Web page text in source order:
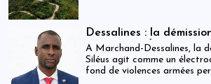
USD) par victime est
critiques sur la gestion des
Dessalines : la
silence de l’État
À Marchand-Dessalines, la
Siléus agit comme un
fond de violences armées